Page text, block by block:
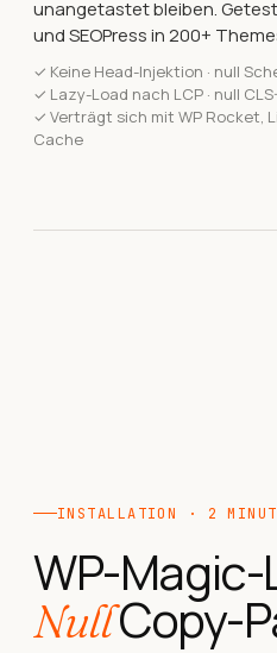
unangetastet bleiben.
und SEOPress in 200+
✓ Keine Head-Injektion · null
✓ Lazy-Load nach LCP · null
✓ Verträgt sich mit WP Rocket,
Cache
INSTALLATION · 2
WP-Magic-
NullCopy-